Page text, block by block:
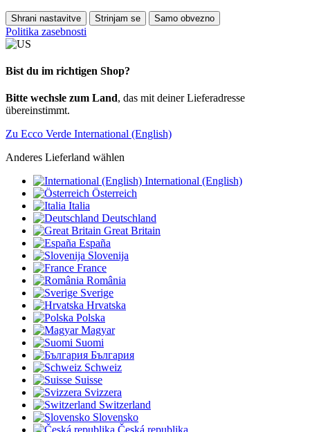
Shrani nastavitve Strinjam se Samo obvezno
Politika zasebnosti
Bist du im richtigen Shop?
Bitte wechsle zum Land, das mit deiner Lieferadresse
übereinstimmt.
Zu Ecco Verde International (English)
Anderes Lieferland wählen
International (English)
Österreich
Italia
Deutschland
Great Britain
España
Slovenija
France
România
Sverige
Hrvatska
Polska
Magyar
Suomi
България
Schweiz
Suisse
Svizzera
Switzerland
Slovensko